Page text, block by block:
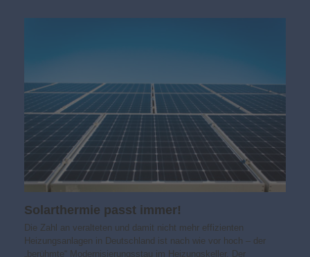
Solarthermie passt immer!
Die Zahl an veralteten und damit nicht mehr effizienten
Heizungsanlagen in Deutschland ist nach wie vor hoch – der
„berühmte“ Modernisierungsstau im Heizungskeller. Der